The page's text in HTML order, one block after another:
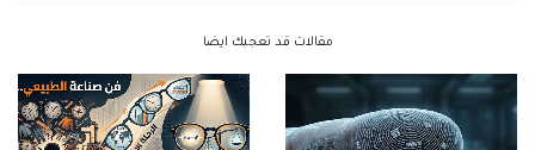
مقالات قد تعجبك ايضا